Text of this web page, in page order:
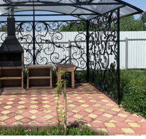
Производство, продажазаборов и
огражденийв Москве и области